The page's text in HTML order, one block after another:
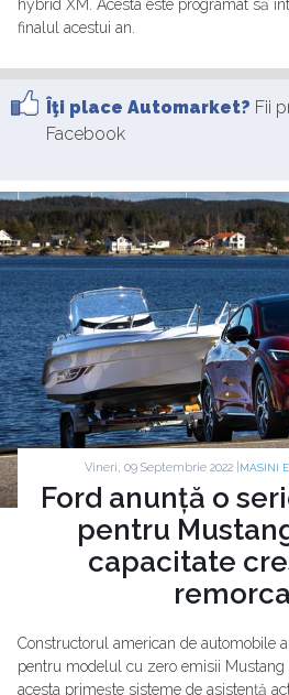
hybrid XM. Acesta este programat să
finalul acestui an.
Îţi place Automarket? Fii
Facebook
Vineri, 09 Septembrie 2022 | MASINI
Ford anunță o
pentru
capacitate
Constructorul american de automobile
pentru modelul cu zero emisii Mustang
acesta primește sisteme de asistență